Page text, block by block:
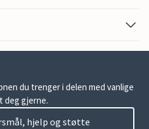
du trenger i delen med vanlige
deg gjerne.
hjelp og støtte